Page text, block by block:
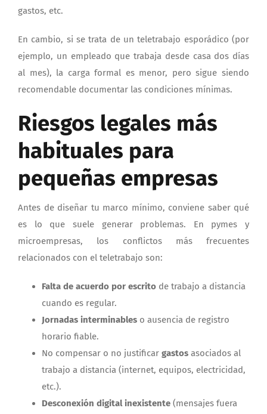
gastos, etc.
En cambio, si se trata de un teletrabajo esporádico (por
ejemplo, un empleado que trabaja desde casa dos días
al mes), la carga formal es menor, pero sigue siendo
recomendable documentar las condiciones mínimas.
Riesgos legales más
habituales para
pequeñas empresas
Antes de diseñar tu marco mínimo, conviene saber qué
es lo que suele generar problemas. En pymes y
microempresas, los conflictos más frecuentes
relacionados con el teletrabajo son:
Falta de acuerdo por escrito de trabajo a distancia
cuando es regular.
Jornadas interminables o ausencia de registro
horario fiable.
No compensar o no justificar gastos asociados al
trabajo a distancia (internet, equipos, electricidad,
etc.).
Desconexión digital inexistente (mensajes fuera